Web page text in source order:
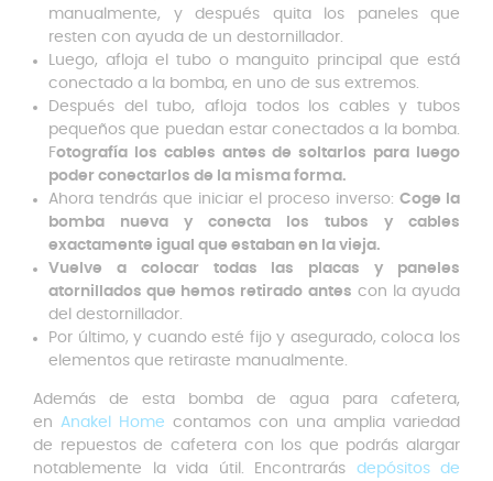
manualmente, y después quita los paneles que
resten con ayuda de un destornillador.
Luego, afloja el tubo o manguito principal que está
conectado a la bomba, en uno de sus extremos.
Después del tubo, afloja todos los cables y tubos
pequeños que puedan estar conectados a la bomba.
Fotografía los cables antes de soltarlos para luego
poder conectarlos de la misma forma.
Ahora tendrás que iniciar el proceso inverso: Coge la
bomba nueva y conecta los tubos y cables
exactamente igual que estaban en la vieja.
Vuelve a colocar todas las placas y paneles
atornillados que hemos retirado antes con la ayuda
del destornillador.
Por último, y cuando esté fijo y asegurado, coloca los
elementos que retiraste manualmente.
Además de esta bomba de agua para cafetera,
en Anakel Home contamos con una amplia variedad
de repuestos de cafetera con los que podrás alargar
notablemente la vida útil. Encontrarás depósitos de